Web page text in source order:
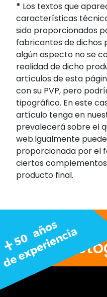
* Los textos que
características
sido proporcionados
fabricantes de dichos
algún aspecto no se
realidad de dicho
artículos de esta
con su PVP, pero
tipográfico. En este
artículo tenga en
prevalecerá sobre el
web.Igualmente
proporcionada por el
ciertos
producto final.
Nos